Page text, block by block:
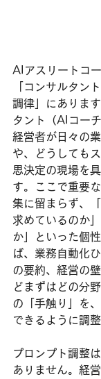
AIアスリートコ
「コンサルタン
調律」にありま
タント（AIコー
経営者が日々の
や、どうしても
思決定の現場を
す。ここで重要
集に留まらず、
求めているのか
か」といった個
ば、業務自動化
の要約、経営の
どまずはどの分
の「手触り」を
できるように調
プロンプト調整
ありません。経